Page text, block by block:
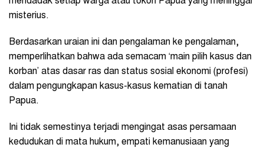
misterius.
Berdasarkan uraian ini dan pengalaman ke pengalaman,
memperlihatkan bahwa ada semacam ‘main pilih kasus dan
korban’ atas dasar ras dan status sosial ekonomi (profesi)
dalam pengungkapan kasus-kasus kematian di tanah
Papua.
Ini tidak semestinya terjadi mengingat asas persamaan
kedudukan di mata hukum, empati kemanusiaan yang